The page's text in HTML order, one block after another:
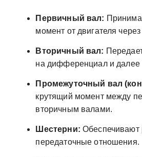
Первичный вал:
момент от двигателя
Вторичный вал:
на дифференциал и далее
Промежуточный вал
крутящий момент между
вторичным валами.
Шестерни: Обеспечивают
передаточные отношения.